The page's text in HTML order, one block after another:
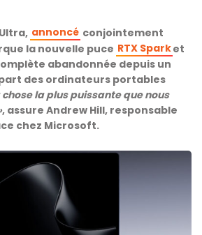
annoncé conjointement
la nouvelle puce RTX Sparket
abandonnée depuis un
des ordinateurs portables
chose la plus puissante que nous
, assure Andrew Hill, responsable
chez Microsoft.